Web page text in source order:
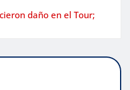
daño en el Tour;